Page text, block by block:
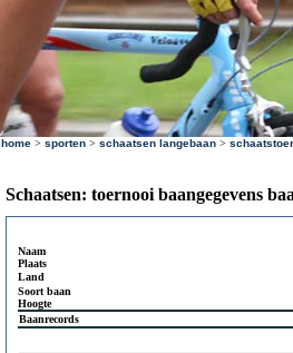
home > sporten > schaatsen langebaan >
Schaatsen: toernooi baangegevens
Naam
Plaats
Land
Soort baan
Hoogte
Baanrecords